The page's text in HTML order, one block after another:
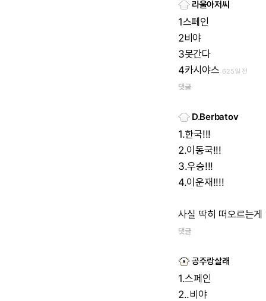
라울아저씨
1스페인
2비야
3못간다
4카시야스 625일 전
댓글
D.Berbatov
1.한국!!!
2.이동국!!!
3.우승!!!
4.이운재!!!!
사실 딱히 떠오르는게
댓글
공주랑살래
1.스페인
2..비야